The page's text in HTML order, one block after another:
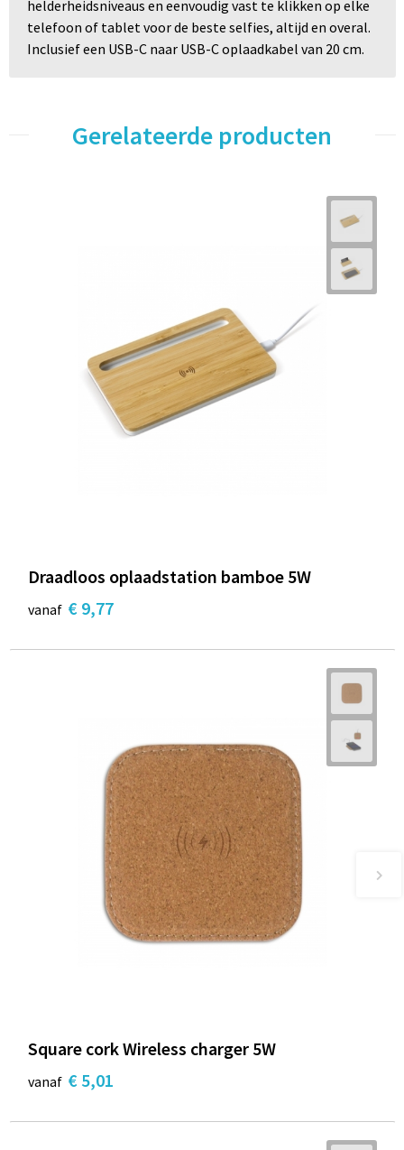
helderheidsniveaus en eenvoudig vast te klikken op elke
telefoon of tablet voor de beste selfies, altijd en overal.
Inclusief een USB-C naar USB-C oplaadkabel van 20 cm.
Gerelateerde producten
Draadloos oplaadstation bamboe 5W
vanaf € 9,77
Square cork Wireless charger 5W
vanaf € 5,01